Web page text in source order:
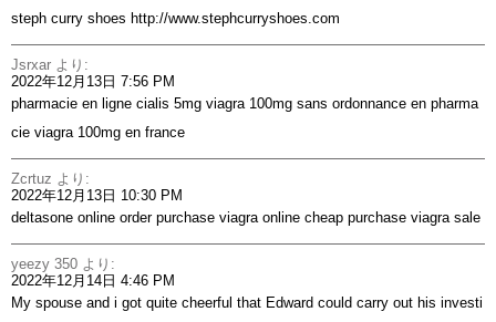
steph curry shoes http://www.stephcurryshoes.com
Jsrxar より:
2022年12月13日 7:56 PM
pharmacie en ligne cialis 5mg viagra 100mg sans ordonnance en pharma
cie viagra 100mg en france
Zcrtuz より:
2022年12月13日 10:30 PM
deltasone online order purchase viagra online cheap purchase viagra sale
yeezy 350 より:
2022年12月14日 4:46 PM
My spouse and i got quite cheerful that Edward could carry out his investi